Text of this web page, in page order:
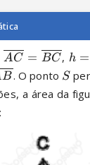
AC = BC, h =
B. O ponto S
a área da